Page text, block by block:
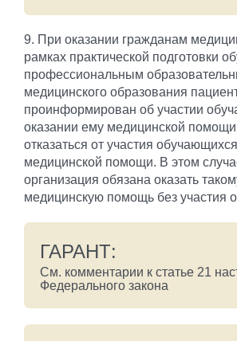
9. При оказании гражданам
рамках практической подготовки
профессиональным
медицинского образования
проинформирован об участии
оказании ему медицинской
отказаться от участия
медицинской помощи. В этом
организация обязана оказать
медицинскую помощь без участия
ГАРАНТ:
См. комментарии к статье 21
Федерального закона